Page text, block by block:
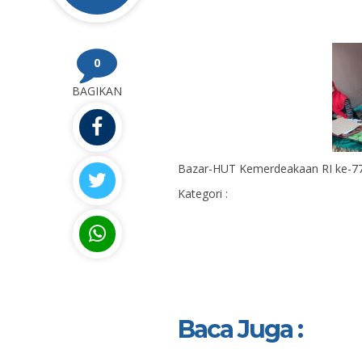
0
BAGIKAN
Bazar-HUT Kemerdeakaan RI ke-
Kategori :
Baca Juga :